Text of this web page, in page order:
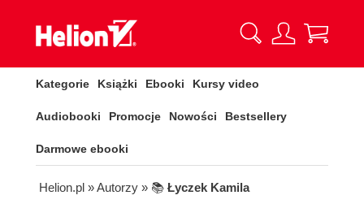
Kategorie Książki Ebooki Kursy video
Audiobooki Promocje Nowości Bestsellery
Darmowe ebooki
Helion.pl » Autorzy » 📚 Łyczek Kamila